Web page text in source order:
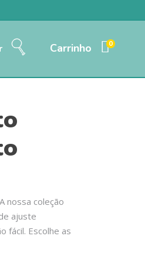
Carrinho 0
nossa coleção
ajuste
fácil. Escolhe as